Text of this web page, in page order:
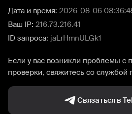
Дата и время: 2026-08-06
Ваш IP: 216.73.216.41
ID запроса: jaLrHmnULGk1
Если у вас возникли проблемы с
проверки, свяжитесь со службой
Связаться в